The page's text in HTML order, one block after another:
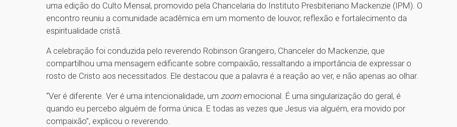
uma edição do Culto Mensal, promovido pela Chancelaria do Instituto Presbiteriano Mackenzie (IPM). O
encontro reuniu a comunidade acadêmica em um momento de louvor, reflexão e fortalecimento da
espiritualidade cristã.
A celebração foi conduzida pelo reverendo Robinson Grangeiro, Chanceler do Mackenzie, que
compartilhou uma mensagem edificante sobre compaixão, ressaltando a importância de expressar o
rosto de Cristo aos necessitados. Ele destacou que a palavra é a reação ao ver, e não apenas ao olhar.
“Ver é diferente. Ver é uma intencionalidade, um zoomemocional. É uma singularização do geral, é
quando eu percebo alguém de forma única. E todas as vezes que Jesus via alguém, era movido por
compaixão”, explicou o reverendo.